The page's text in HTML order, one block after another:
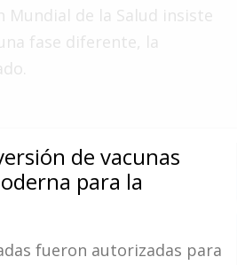
Mundial de la Salud insiste
fase diferente, la
de vacunas
para la
fueron autorizadas para